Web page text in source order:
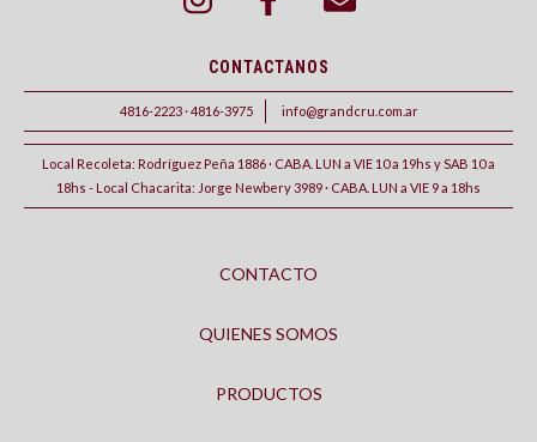
CONTACTANOS
4816-2223 · 4816-3975 info@grandcru.com.ar
Local Recoleta: Rodríguez Peña 1886 · CABA. LUN a VIE 10 a 19hs y SAB 10 a
18hs - Local Chacarita: Jorge Newbery 3989 · CABA. LUN a VIE 9 a 18hs
CONTACTO
QUIENES SOMOS
PRODUCTOS